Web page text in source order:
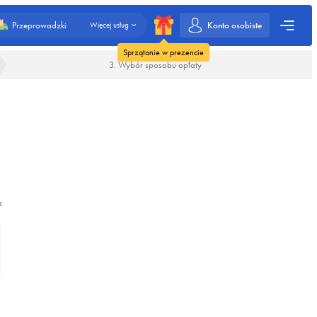
Przeprowadzki Więcej usług
Sprzątanie w prezencie
Konto osobiste
3. Wybór sposobu opłaty